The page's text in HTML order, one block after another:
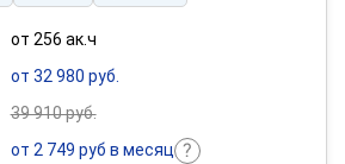
от 256 ак.ч
от 32 980 руб.
39 910 руб.
от 2 749 руб в месяц